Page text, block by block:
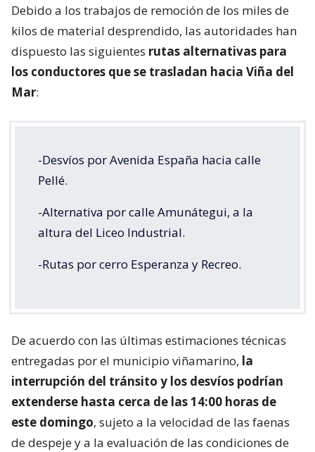
Debido a los trabajos de remoción de los miles de
kilos de material desprendido, las autoridades han
dispuesto las siguientes rutas alternativas para
los conductores que se trasladan hacia Viña del
Mar:
-Desvíos por Avenida España hacia calle
Pellé.
-Alternativa por calle Amunátegui, a la
altura del Liceo Industrial.
-Rutas por cerro Esperanza y Recreo.
De acuerdo con las últimas estimaciones técnicas
entregadas por el municipio viñamarino, la
interrupción del tránsito y los desvíos podrían
extenderse hasta cerca de las 14:00 horas de
este domingo, sujeto a la velocidad de las faenas
de despeje y a la evaluación de las condiciones de